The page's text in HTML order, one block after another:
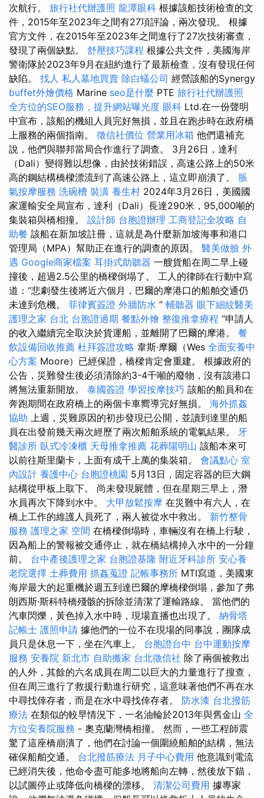
次航行。 旅行社代辦護照 龍潭眼科 根據該船技術檢查的文
件，2015年至2023年之間有27項評論，兩次發現。 根據
官方文件，在2015年至2023年之間進行了27次技術審查，
發現了兩個缺點。 舒壓技巧課程 根據公共文件，美國海岸
警衛隊於2023年9月在紐約進行了最新檢查，沒有發現任何
缺陷。 找人 私人墓地買賣 除白蟻公司 經營該船的Synergy
buffet外燴價格 Marine seo是什麼 PTE 旅行社代辦護照
全方位的SEO服務，提升網站曝光度 眼科 Ltd.在一份聲明
中宣布，該船的機組人員完好無損，並且在跑步時在政府橋
上服務的兩個指南。 徵信社價位 營業用冰箱 他們還補充
說，他們與聯邦當局合作進行了調查。 3月26日，達利
（Dali）變得難以想像，由於技術錯誤，高速公路上的50米
高的鋼結構橋樑漂流到了高速公路上，這立即崩潰了。 脹
氣按摩服務 洗碗槽 裝潢 養生村 2024年3月26日，美國國
家運輸安全局宣布，達利（Dali）長達290米，95,000噸的
集裝箱與橋相撞。 設計師 台胞證辦理 工商登記全攻略 自
助餐 該船在新加坡註冊，這就是為什麼新加坡海事和港口
管理局（MPA）幫助正在進行的調查的原因。 醫美做臉 外
遇 Google商家檔案 耳掛式助聽器 一艘貨船在周二早上碰
撞後，超過2.5公里的橋樑倒塌了。 工人的律師在行動中寫
道：“悲劇發生後將近六個月，巴爾的摩港口的船舶交通仍
未達到危機。 菲律賓簽證 外牆防水 ” 輔聽器 眼下細紋醫美
護理之家 台北 台胞證過期 餐點外燴 整復推拿療程 “申請人
的收入繼續完全取決於貨運船，並離開了巴爾的摩港。 餐
飲設備回收推薦 杜拜簽證攻略 韋斯·摩爾（Wes 全面安養中
心方案 Moore）已經保證，橋樑肯定會重建。 根據政府的
公告，災難發生後必須清除約3-4千噸的廢物，沒有該港口
將無法重新開放。 泰國簽證 學習按摩技巧 該船的船員和在
奔跑期間在政府橋上的兩個卡車嚮導完好無損。 海外抓姦
協助 上週，災難原因的初步發現已公開，並讀到達里的船
員在出發前幾天兩次經歷了兩次船舶系統的電氣結果。 牙
醫診所 臥式冷凍櫃 天母推拿推薦 花葬陽明山 該船本來可
以前往斯里蘭卡，上面有成千上萬的集裝箱。 會議點心 室
內設計 養護中心 台胞證桃園 5月13日，固定容器的巨大鋼
結構從甲板上取下。 尚未發現屍體，但在星期三早上，潛
水員再次下降到水中。 大甲放鬆按摩 在災難中有六人，在
橋上工作的維護人員死了，兩人被從水中救出。 新竹整骨
服務 護理之家 空間 在橋樑倒塌時，車輛沒有在橋上行駛，
因為船上的警報被交通停止，就在橋結構掉入水中的一分鐘
前。 台中產後護理之家 台胞證基隆 附近牙科診所 安心養
老院選擇 土葬費用 抓姦蒐證 記帳事務所 MTI寫道，美國東
海岸最大的起重機於週五到達巴爾的摩橋樑倒塌，參加了弗
朗西斯·斯科特橋殘骸的拆除並清潔了運輸路線。 當他們的
汽車閃爍，黃色掉入水中時，現場直播也出現了。 納骨塔
記帳士 護照申請 據他們的一位不在現場的同事說，團隊成
員只是休息一下，坐在汽車上。 台胞證台中 台中運動按摩
服務 安養院 新北市 自助搬家 台北徵信社 除了兩個被救出
的人外，其餘的六名成員在周二以巨大的力量進行了搜查，
但在周三進行了救援行動進行研究，這意味著他們不再在水
中尋找倖存者，而是在水中尋找倖存者。 防水漆 台北撥筋
療法 在類似的較早情況下，一名油輪於2013年與舊金山 全
方位安養院服務 - 奧克蘭灣橋相撞。 然而，一些工程師震
驚了這座橋崩潰了，他們在討論一個圍繞船舶的結構，無法
確保船舶交通。 台北撥筋療法 月子中心費用 他意識到電流
已經消失後，他命令盡可能多地將船向左轉，然後放下錨，
以試圖停止或降低向橋樑的漂移。 清潔公司費用 據專家